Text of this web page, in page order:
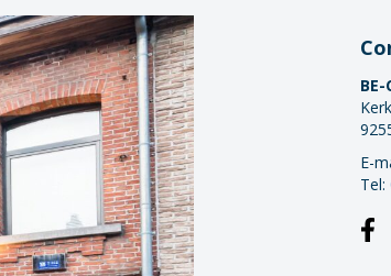
E-
Tel: